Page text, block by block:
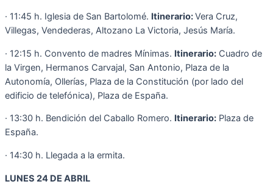
· 11:45 h. Iglesia de San Bartolomé. Itinerario:Vera Cruz,
Villegas, Vendederas, Altozano La Victoria, Jesús María.
· 12:15 h. Convento de madres Mínimas. Itinerario: Cuadro de
la Virgen, Hermanos Carvajal, San Antonio, Plaza de la
Autonomía, Ollerías, Plaza de la Constitución (por lado del
edificio de telefónica), Plaza de España.
· 13:30 h. Bendición del Caballo Romero. Itinerario: Plaza de
España.
· 14:30 h. Llegada a la ermita.
LUNES 24 DE ABRIL